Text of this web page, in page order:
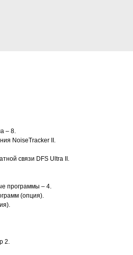
– 8.
NoiseTracker II.
связи DFS Ultra II.
программы – 4.
(опция).
2.